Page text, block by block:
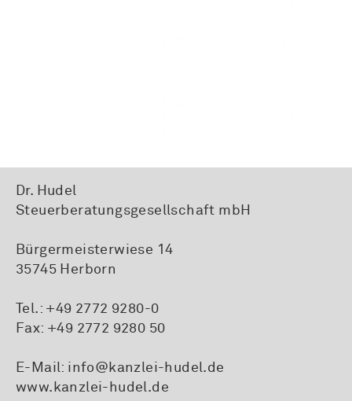
Dr. Hudel
Steuerberatungsgesellschaft mbH
Bürgermeisterwiese 14
35745 Herborn
Tel.: +49 2772 9280-0
Fax: +49 2772 9280 50
E-Mail: info@kanzlei-hudel.de
www.kanzlei-hudel.de